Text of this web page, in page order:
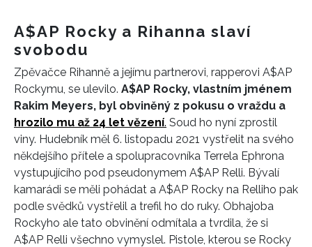
A$AP Rocky a Rihanna slaví
svobodu
Zpěvačce Rihanně a jejímu partnerovi, rapperovi A$AP
Rockymu, se ulevilo. A$AP Rocky, vlastním jménem
Rakim Meyers, byl obviněný z pokusu o vraždu a
hrozilo mu až 24 let vězení. Soud ho nyní zprostil
viny. Hudebník měl 6. listopadu 2021 vystřelit na svého
někdejšího přítele a spolupracovníka Terrela Ephrona
vystupujícího pod pseudonymem A$AP Relli. Bývalí
kamarádi se měli pohádat a A$AP Rocky na Relliho pak
podle svědků vystřelil a trefil ho do ruky. Obhajoba
Rockyho ale tato obvinění odmítala a tvrdila, že si
A$AP Relli všechno vymyslel. Pistole, kterou se Rocky